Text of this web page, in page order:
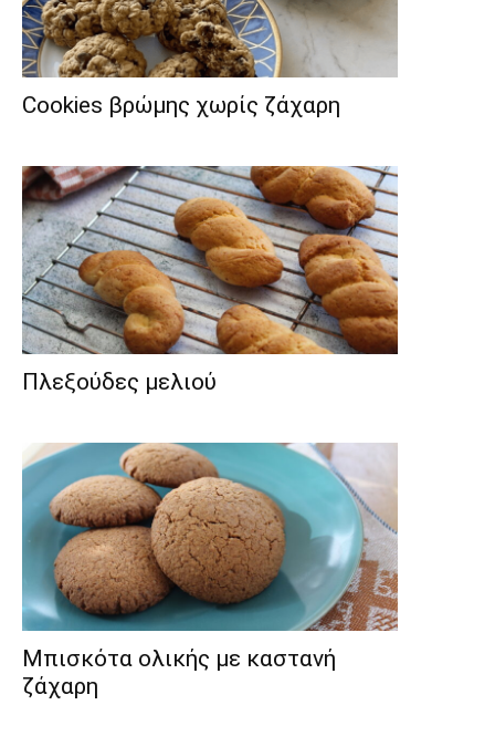
Cookies βρώμης χωρίς ζάχαρη
Πλεξούδες μελιού
Μπισκότα ολικής με καστανή
ζάχαρη